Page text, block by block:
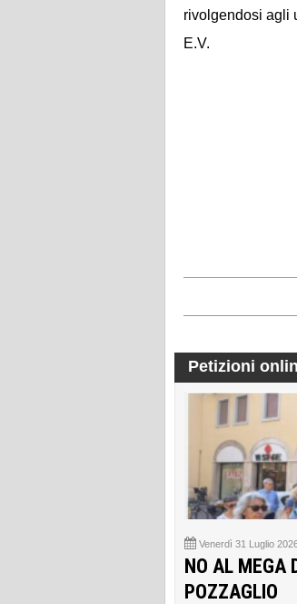
rivolgendosi agli
E.V.
Petizioni
Venerdì 31 Luglio
NO AL MEGA
POZZAGLIO